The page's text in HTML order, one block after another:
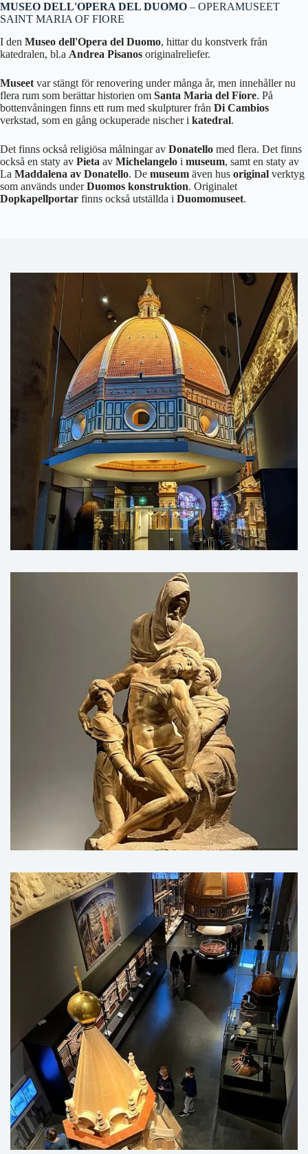
MUSEO DELL'OPERA DEL DUOMO – OPERAMUSEET
SAINT MARIA OF FIORE
I den Museo dell'Opera del Duomo, hittar du konstverk från
katedralen, bl.a Andrea Pisanos originalreliefer.
Museet var stängt för renovering under många år, men innehåller nu
flera rum som berättar historien om Santa Maria del Fiore. På
bottenvåningen finns ett rum med skulpturer från Di Cambios
verkstad, som en gång ockuperade nischer i katedral.
Det finns också religiösa målningar av Donatello med flera. Det finns
också en staty av Pieta av Michelangelo i museum, samt en staty av
La Maddalena av Donatello. De museum även hus original verktyg
som används underDuomos konstruktion. Originalet
Dopkapellportar finns också utställda i Duomomuseet.